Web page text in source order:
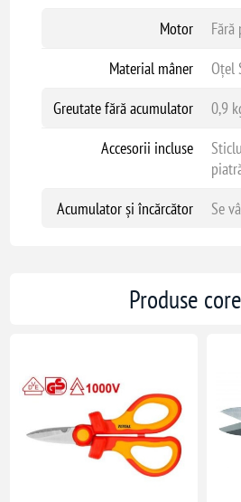
Motor
Fără
Material mâner
Oțel
Greutate fără acumulator
0,9
Accesorii incluse
Acumulator și încărcător
Se
Produse